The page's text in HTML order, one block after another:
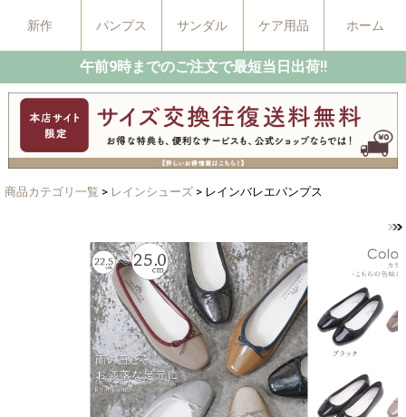
新作 パンプス サンダル ケア用品 ホーム
午前9時までのご注文で最短当日出荷!!
商品カテゴリ一覧 > レインシューズ > レインバレエパンプス